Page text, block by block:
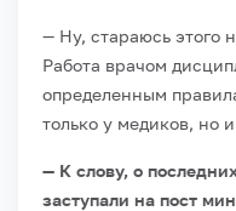
— Ну, стараюсь этого
Работа врачом
определенным
только у медиков, но
— К слову, о
заступали на пост